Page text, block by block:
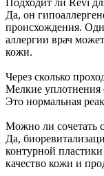
Да, он
происхождения.
аллергии врач
кожи.
Через сколько
Мелкие уплотнения
Это нормальная
Можно ли сочетать
Да,
контурной
качество кожи и